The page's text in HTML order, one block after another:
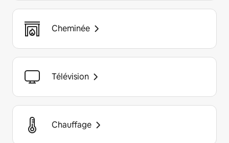
Cheminée
Télévision
Chauffage